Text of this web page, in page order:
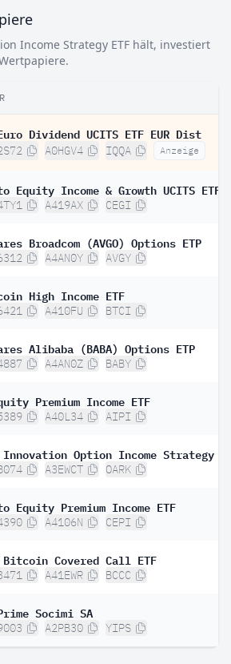
Income Strategy ETF hält, investiert
Dividend UCITS ETF EUR Dist
A0HGV4 IQQA Anzeige
A419AX CEGI
Broadcom (AVGO) Options ETP
A4AN0Y AVGY
High Income ETF
A410FU BTCI
Alibaba (BABA) Options ETP
A4AN0Z BABY
Premium Income ETF
A40L34 AIPI
Innovation Option Income Strategy
A3EWCT OARK
Equity Premium Income ETF
A4106N CEPI
Covered Call ETF
A41EWR BCCC
Socimi SA
A2PB30 YIPS